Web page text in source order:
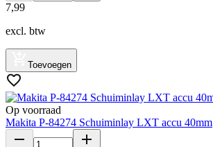
7,99
excl. btw
Toevoegen
Op voorraad
Makita P-84274 Schuiminlay LXT accu 40mm